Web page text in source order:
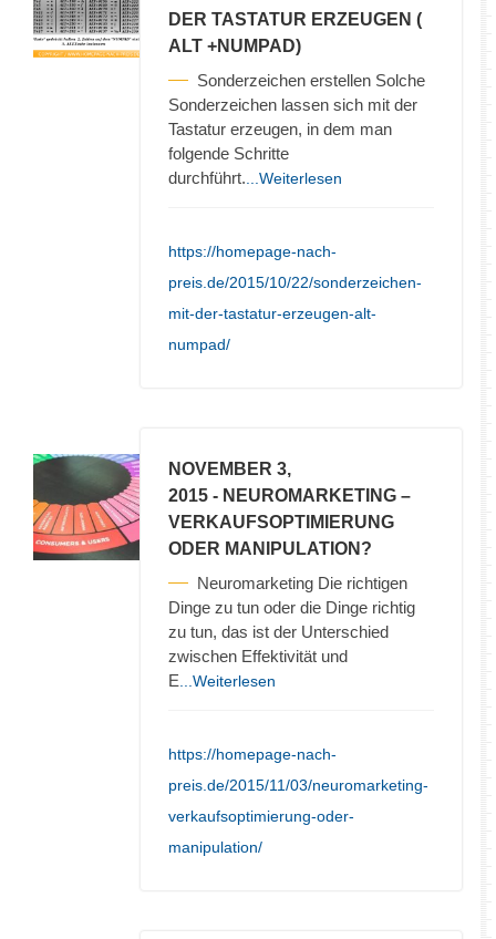
DER TASTATUR ERZEUGEN (
ALT +NUMPAD)
Sonderzeichen erstellen Solche
Sonderzeichen lassen sich mit der
Tastatur erzeugen, in dem man
folgende Schritte
durchführt. ...Weiterlesen
https://homepage-nach-
preis.de/2015/10/22/sonderzeichen-
mit-der-tastatur-erzeugen-alt-
numpad/
NOVEMBER 3,
2015 - NEUROMARKETING –
VERKAUFSOPTIMIERUNG
ODER MANIPULATION?
Neuromarketing Die richtigen
Dinge zu tun oder die Dinge richtig
zu tun, das ist der Unterschied
zwischen Effektivität und
E ...Weiterlesen
https://homepage-nach-
preis.de/2015/11/03/neuromarketing-
verkaufsoptimierung-oder-
manipulation/